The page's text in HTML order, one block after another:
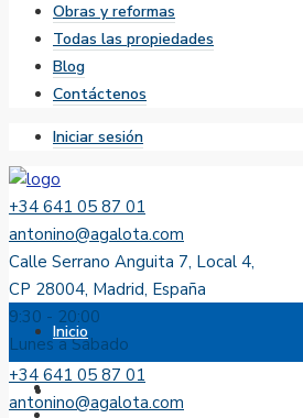
Obras y reformas
Todas las propiedades
Blog
Contáctenos
Iniciar sesión
+34 641 05 87 01
antonino@agalota.com
Calle Serrano Anguita 7, Local 4,
CP 28004, Madrid, España
9:30 - 20:00
Lunes a Sábado
Inicio
Sobre nosotros
+34 641 05 87 01
antonino@agalota.com